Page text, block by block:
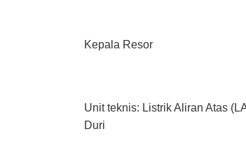
Kepala Resor
Unit teknis: Listrik Aliran Atas
Duri